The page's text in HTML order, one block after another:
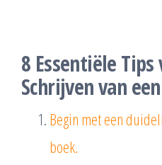
8 Essentiële
Schrijven van
Begin met een
boek.